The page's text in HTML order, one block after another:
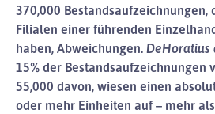
370,000 Bestandsaufzeichnungen,
Filialen einer führenden
haben, Abweichungen. DeHoratius
15% der Bestandsaufzeichnungen
55,000 davon, wiesen einen
oder mehr Einheiten auf – mehr